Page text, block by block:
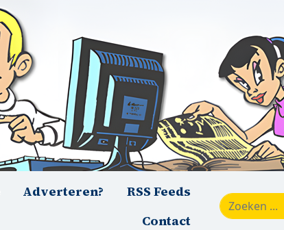
Adverteren?
RSS Feeds
Contact